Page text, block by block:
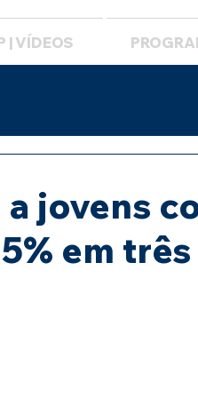
| VÍDEOS
jovens
em três